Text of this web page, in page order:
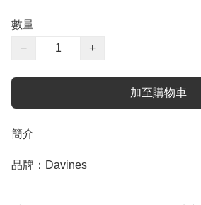
數量
−
+
加至購物車
簡介
品牌：Davines